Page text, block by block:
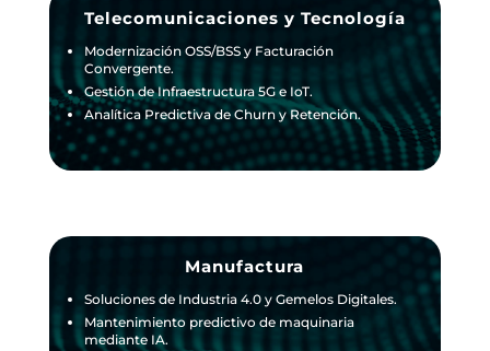
Telecomunicaciones y Tecnología
Modernización OSS/BSS y Facturación
Convergente.
Gestión de Infraestructura 5G e IoT.
Analítica Predictiva de Churn y Retención.
Manufactura
Soluciones de Industria 4.0 y Gemelos Digitales.
Mantenimiento predictivo de maquinaria
mediante IA.